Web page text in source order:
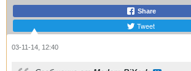
Share
Tweet
03-11-14, 12:40